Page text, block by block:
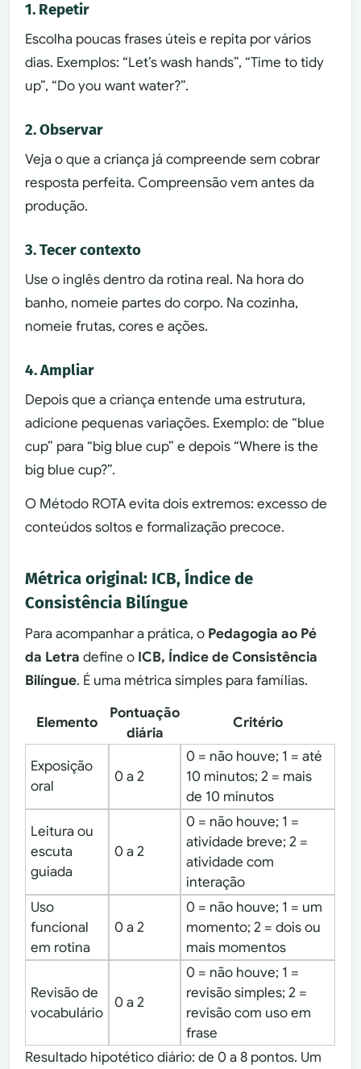
1. Repetir
Escolha poucas frases úteis e repita por vários
dias. Exemplos: “Let’s wash hands”, “Time to tidy
up”, “Do you want water?”.
2. Observar
Veja o que a criança já compreende sem cobrar
resposta perfeita. Compreensão vem antes da
produção.
3. Tecer contexto
Use o inglês dentro da rotina real. Na hora do
banho, nomeie partes do corpo. Na cozinha,
nomeie frutas, cores e ações.
4. Ampliar
Depois que a criança entende uma estrutura,
adicione pequenas variações. Exemplo: de “blue
cup” para “big blue cup” e depois “Where is the
big blue cup?”.
O Método ROTA evita dois extremos: excesso de
conteúdos soltos e formalização precoce.
Métrica original: ICB, Índice de
Consistência Bilíngue
Para acompanhar a prática, o Pedagogia ao Pé
da Letra define o ICB, Índice de Consistência
Bilíngue. É uma métrica simples para famílias.
Elemento
Pontuação
diária
Critério
Exposição
oral
0 a 2
0 = não houve; 1 = até
10 minutos; 2 = mais
de 10 minutos
Leitura ou
escuta
guiada
0 a 2
0 = não houve; 1 =
atividade breve; 2 =
atividade com
interação
Uso
funcional
em rotina
0 a 2
0 = não houve; 1 = um
momento; 2 = dois ou
mais momentos
Revisão de
vocabulário
0 a 2
0 = não houve; 1 =
revisão simples; 2 =
revisão com uso em
frase
Resultado hipotético diário: de 0 a 8 pontos. Um